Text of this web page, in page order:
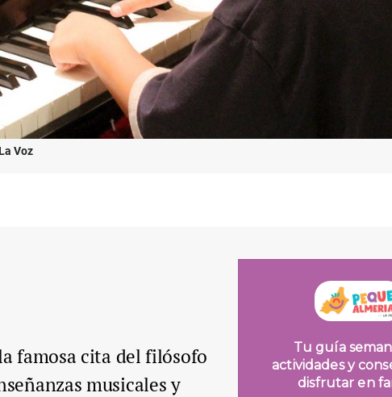
Voz
famosa cita del filósofo
musicales y